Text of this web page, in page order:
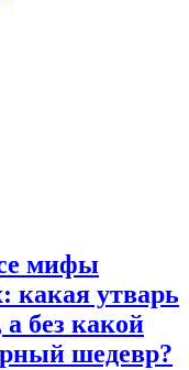
мифы
какая утварь
без какой
шедевр?